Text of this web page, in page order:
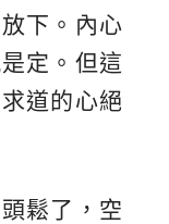
下。內心
定。但這
道的心絕
鬆了，空